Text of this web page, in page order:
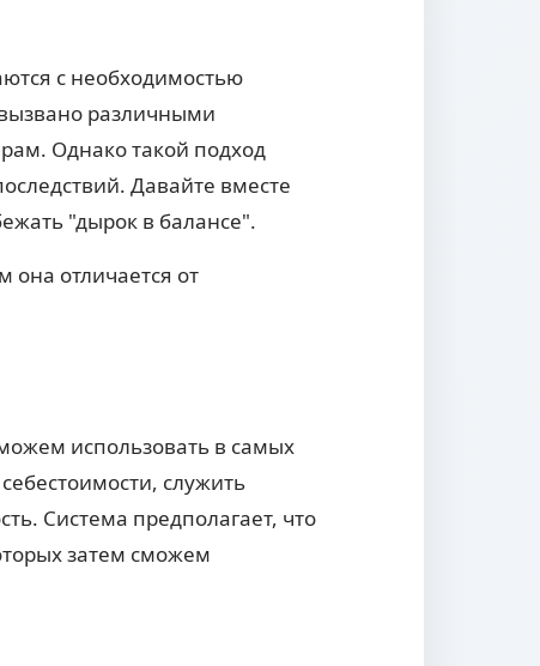
с необходимостью
различными
Однако такой подход
Давайте вместе
"дырок в балансе".
она отличается от
использовать в самых
служить
Система предполагает, что
затем сможем